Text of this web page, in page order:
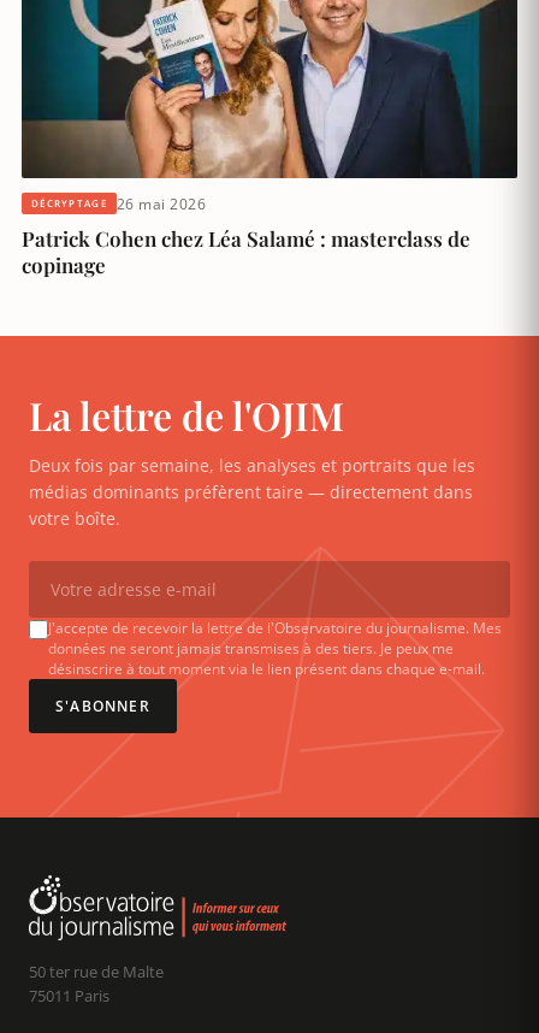
DÉCRYPTAGE 26 mai 2026
Patrick Cohen chez Léa Salamé : masterclass de
copinage
La lettre de l'OJIM
Deux fois par semaine, les analyses et portraits que les
médias dominants préfèrent taire — directement dans
votre boîte.
J'accepte de recevoir la lettre de l'Observatoire du journalisme. Mes
données ne seront jamais transmises à des tiers. Je peux me
désinscrire à tout moment via le lien présent dans chaque e-mail.
S'ABONNER
50 ter rue de Malte
75011 Paris